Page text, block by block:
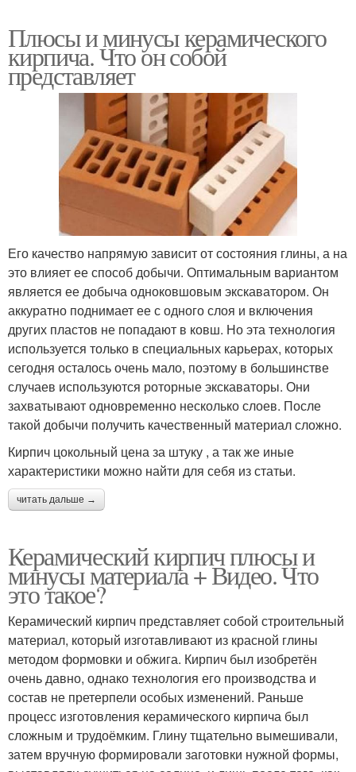
Плюсы и минусы керамического
кирпича. Что он собой
представляет
Его качество напрямую зависит от состояния глины, а на
это влияет ее способ добычи. Оптимальным вариантом
является ее добыча одноковшовым экскаватором. Он
аккуратно поднимает ее с одного слоя и включения
других пластов не попадают в ковш. Но эта технология
используется только в специальных карьерах, которых
сегодня осталось очень мало, поэтому в большинстве
случаев используются роторные экскаваторы. Они
захватывают одновременно несколько слоев. После
такой добычи получить качественный материал сложно.
Кирпич цокольный цена за штуку , а так же иные
характеристики можно найти для себя из статьи.
читать дальше →
Керамический кирпич плюсы и
минусы материала + Видео. Что
это такое?
Керамический кирпич представляет собой строительный
материал, который изготавливают из красной глины
методом формовки и обжига. Кирпич был изобретён
очень давно, однако технология его производства и
состав не претерпели особых изменений. Раньше
процесс изготовления керамического кирпича был
сложным и трудоёмким. Глину тщательно вымешивали,
затем вручную формировали заготовки нужной формы,